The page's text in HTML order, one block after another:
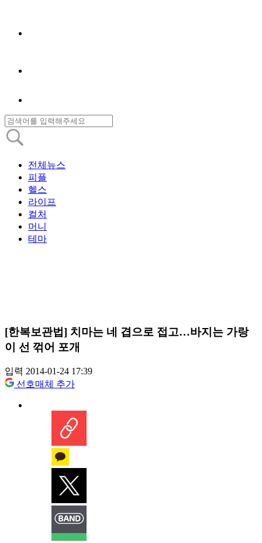
전체뉴스
피플
헬스
라이프
컬처
머니
테마
[한복보관법] 치마는 네 겹으로 접고…바지는 가랑
이 선 꺾어 포개
입력 2014-01-24 17:39
선호매체 추가